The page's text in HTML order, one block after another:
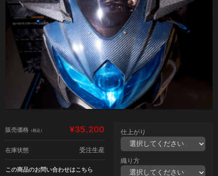
販売価格 （税込） ¥35,200
在庫状態 受注生産
この商品のお問い合わせはこちら
仕上がり
織り方